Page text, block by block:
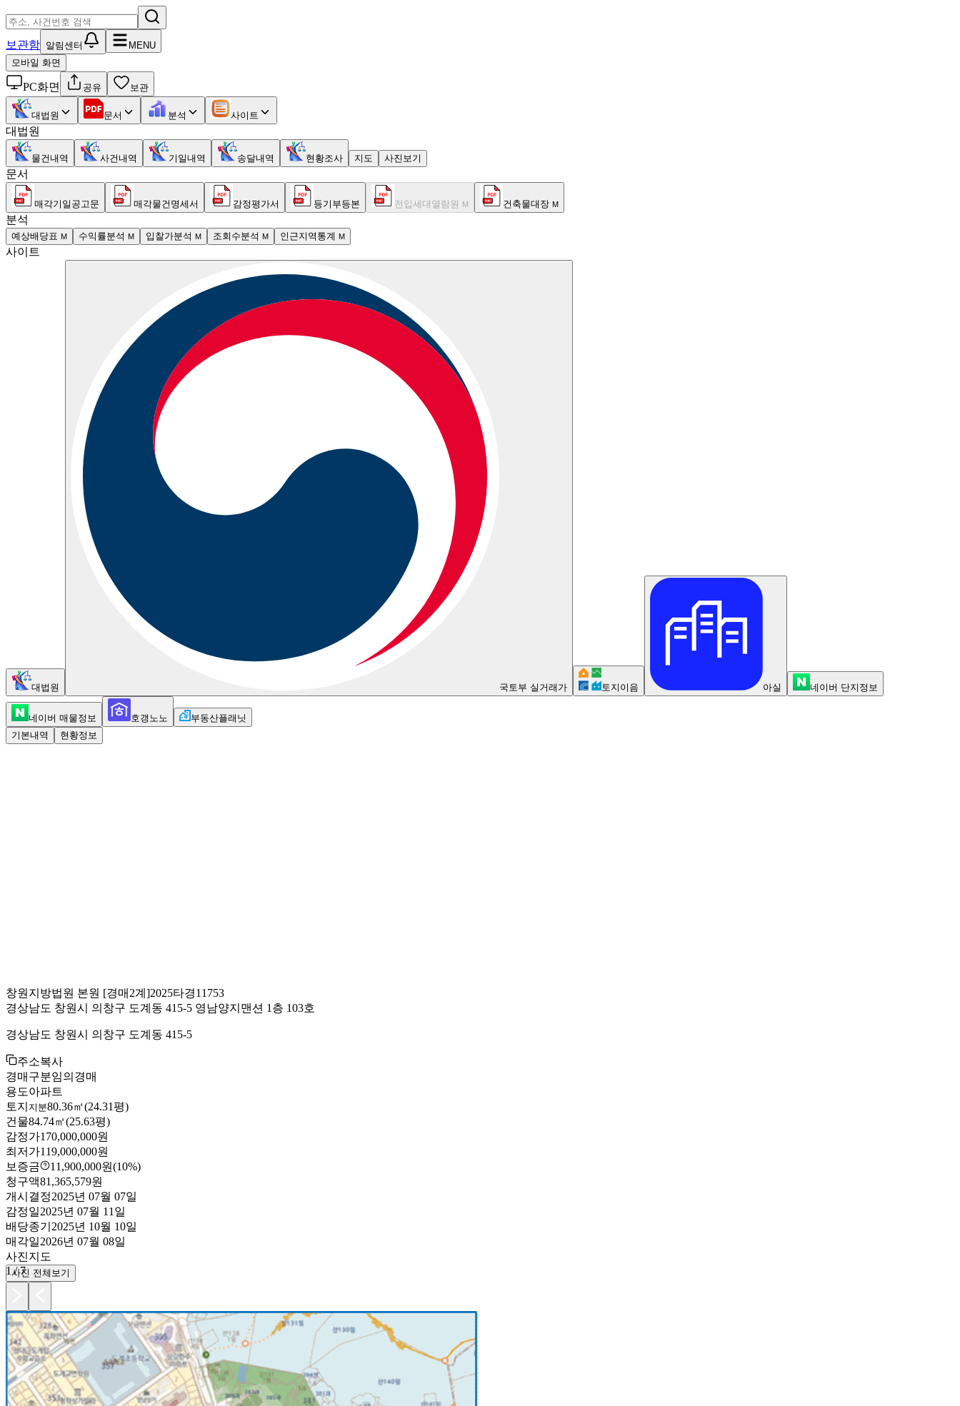
보관함 알림센터
MENU
모바일 화면
PC화면 공유 보관
대법원 문서 분석 사이트
대법원
물건내역 사건내역 기일내역 송달내역 현황조사 지도 사진보기
문서
매각기일공고문 매각물건명세서 감정평가서 등기부등본 전입세대열람원 M 건축물대장 M
분석
예상배당표 M 수익률분석 M 입찰가분석 M 조회수분석 M 인근지역통계 M
사이트
대법원 국토부 실거래가 토지이음 아실 네이버 단지정보
네이버 매물정보 호갱노노
부동산플래닛
기본내역
현황정보
창원지방법원 본원 [경매2계]2025타경11753
경상남도 창원시 의창구 도계동 415-5 영남양지맨션 1층 103호
경상남도 창원시 의창구 도계동 415-5
주소복사
경매구분임의경매
용도아파트
토지 지분80.36㎡(24.31평)
건물84.74㎡(25.63평)
감정가170,000,000원
최저가119,000,000원
보증금
11,900,000원(10%)
청구액81,365,579원
개시결정2025년 07월 07일
감정일2025년 07월 11일
배당종기 2025년 10월 10일
매각일2026년 07월 08일
사진지도
1 /7
사진 전체보기